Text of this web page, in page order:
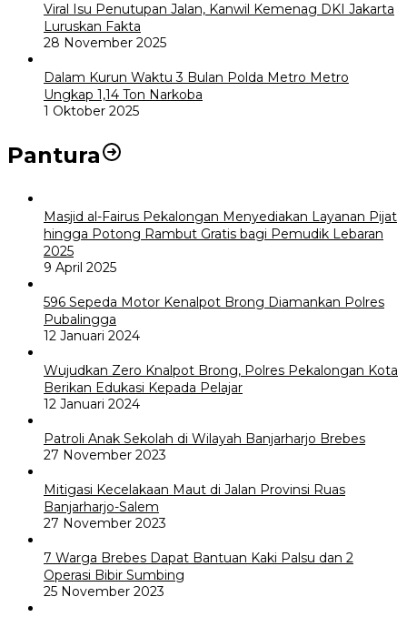
Viral Isu Penutupan Jalan, Kanwil Kemenag DKI Jakarta
Luruskan Fakta
28 November 2025
Dalam Kurun Waktu 3 Bulan Polda Metro Metro
Ungkap 1,14 Ton Narkoba
1 Oktober 2025
Pantura
Masjid al-Fairus Pekalongan Menyediakan Layanan Pijat
hingga Potong Rambut Gratis bagi Pemudik Lebaran
2025
9 April 2025
596 Sepeda Motor Kenalpot Brong Diamankan Polres
Pubalingga
12 Januari 2024
Wujudkan Zero Knalpot Brong, Polres Pekalongan Kota
Berikan Edukasi Kepada Pelajar
12 Januari 2024
Patroli Anak Sekolah di Wilayah Banjarharjo Brebes
27 November 2023
Mitigasi Kecelakaan Maut di Jalan Provinsi Ruas
Banjarharjo-Salem
27 November 2023
7 Warga Brebes Dapat Bantuan Kaki Palsu dan 2
Operasi Bibir Sumbing
25 November 2023